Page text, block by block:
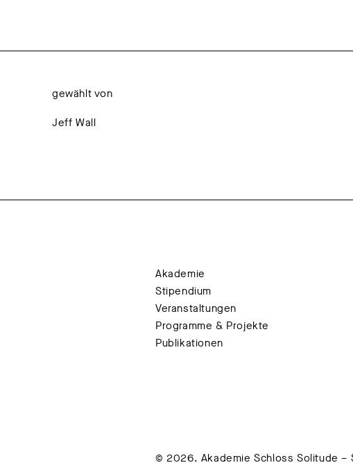
gewählt von
Jeff Wall
Akademie
Stipendium
Veranstaltungen
Programme & Projekte
Publikationen
© 2026. Akademie Schloss Solitude